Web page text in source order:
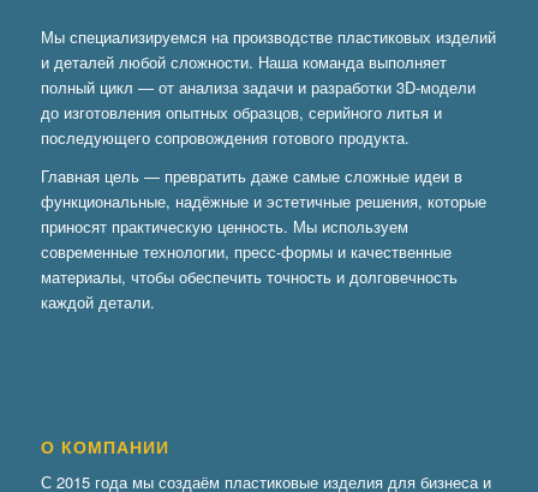
Мы специализируемся на производстве пластиковых изделий
и деталей любой сложности. Наша команда выполняет
полный цикл — от анализа задачи и разработки 3D-модели
до изготовления опытных образцов, серийного литья и
последующего сопровождения готового продукта.
Главная цель — превратить даже самые сложные идеи в
функциональные, надёжные и эстетичные решения, которые
приносят практическую ценность. Мы используем
современные технологии, пресс-формы и качественные
материалы, чтобы обеспечить точность и долговечность
каждой детали.
О КОМПАНИИ
С 2015 года мы создаём пластиковые изделия для бизнеса и